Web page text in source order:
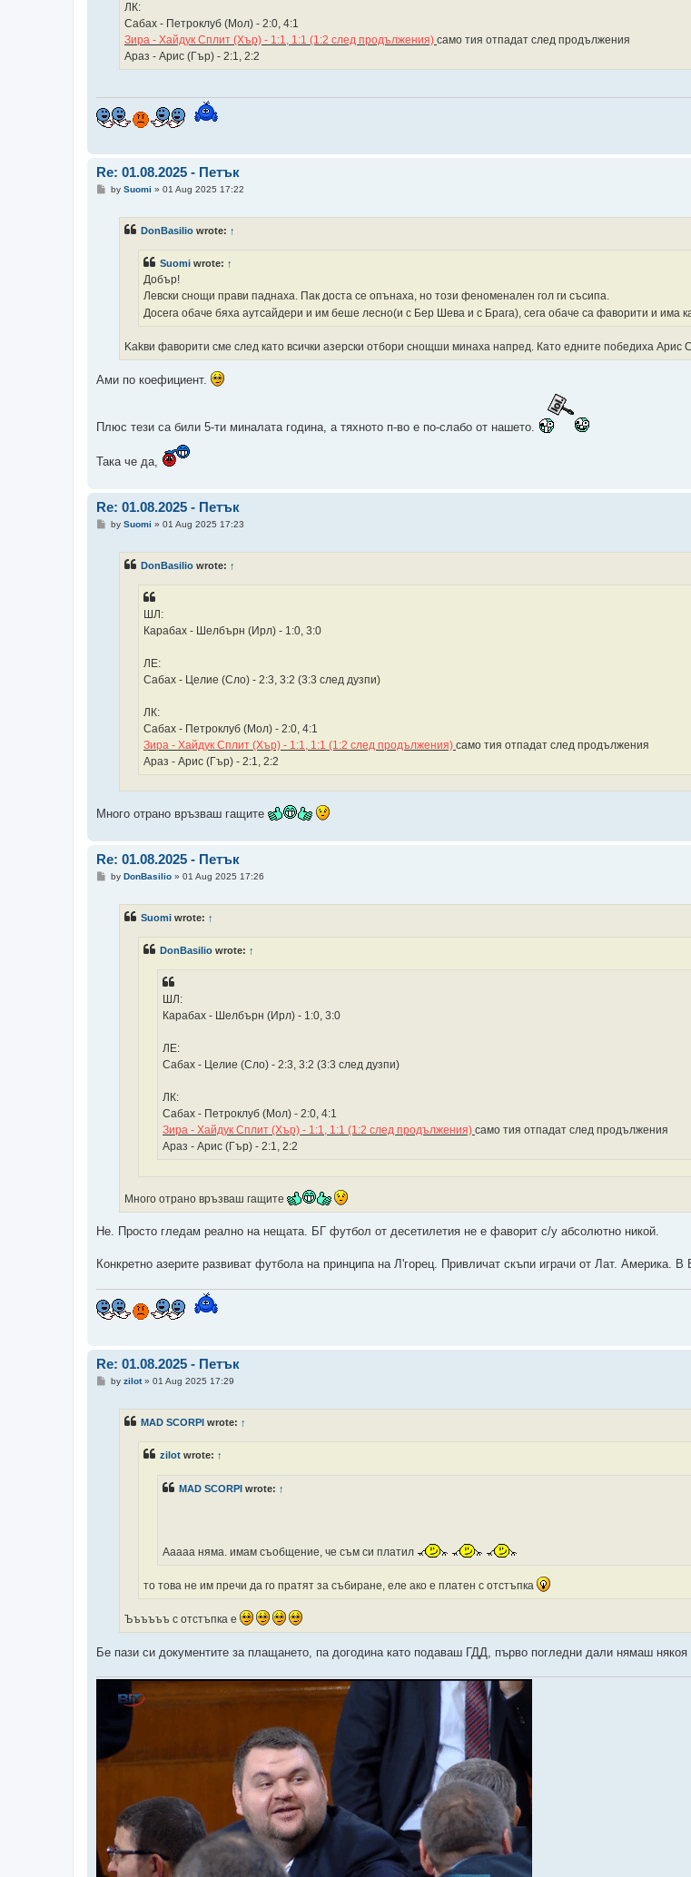
ЛК:
Сабах - Петроклуб (Мол) - 2:0, 4:1
Зира - Хайдук Сплит (Хър) - 1:1, 1:1 (1:2 след продължения) само тия отпадат след продължения
Араз - Арис (Гър) - 2:1, 2:2
Re: 01.08.2025 - Петък
Pby Suomi » 01 Aug 2025 17:22
DonBasilio wrote: ↑
Suomi wrote: ↑
Добър!
Левски снощи прави паднаха. Пак доста се опънаха, но този феноменален гол ги съсипа.
Досега обаче бяха аутсайдери и им беше лесно(и с Бер Шева и с Брага), сега обаче са фаворити и има
Kakви фаворити сме след като всички азерски отбори снощши минаха напред. Като едните победиха Арис
Ами по коефициент.
Плюс тези са били 5-ти миналата година, а тяхното п-во е по-слабо от нашето.
Така че да,
Re: 01.08.2025 - Петък
Pby Suomi » 01 Aug 2025 17:23
DonBasilio wrote: ↑
ШЛ:
Карабах - Шелбърн (Ирл) - 1:0, 3:0
ЛЕ:
Сабах - Целие (Сло) - 2:3, 3:2 (3:3 след дузпи)
ЛК:
Сабах - Петроклуб (Мол) - 2:0, 4:1
Зира - Хайдук Сплит (Хър) - 1:1, 1:1 (1:2 след продължения) само тия отпадат след продължения
Араз - Арис (Гър) - 2:1, 2:2
Много отрано връзваш гащите
Re: 01.08.2025 - Петък
Pby DonBasilio» 01 Aug 2025 17:26
Suomi wrote: ↑
DonBasilio wrote: ↑
ШЛ:
Карабах - Шелбърн (Ирл) - 1:0, 3:0
ЛЕ:
Сабах - Целие (Сло) - 2:3, 3:2 (3:3 след дузпи)
ЛК:
Сабах - Петроклуб (Мол) - 2:0, 4:1
Зира - Хайдук Сплит (Хър) - 1:1, 1:1 (1:2 след продължения) само тия отпадат след продължения
Араз - Арис (Гър) - 2:1, 2:2
Много отрано връзваш гащите
Не. Просто гледам реално на нещата. БГ футбол от десетилетия не е фаворит с/у абсолютно никой.
Конкретно азерите развиват футбола на принципа на Л'горец. Привличат скъпи играчи от Лат. Америка. В
Re: 01.08.2025 - Петък
Pby zilot» 01 Aug 2025 17:29
MAD SCORPI wrote: ↑
zilot wrote: ↑
MAD SCORPI wrote: ↑
Ааааа няма. имам съобщение, че съм си платил
то това не им пречи да го пратят за събиране, еле ако е платен с отстъпка
Ъъъъъъ с отстъпка е
Бе пази си документите за плащането, па догодина като подаваш ГДД, първо погледни дали нямаш някоя